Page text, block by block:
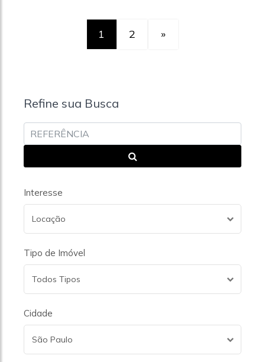
1 2 »
Refine sua Busca
Interesse
Locação
Tipo de Imóvel
Todos Tipos
Cidade
São Paulo